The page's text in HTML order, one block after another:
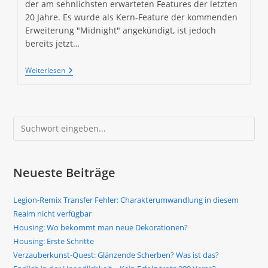
der am sehnlichsten erwarteten Features der letzten
20 Jahre. Es wurde als Kern-Feature der kommenden
Erweiterung "Midnight" angekündigt, ist jedoch
bereits jetzt…
WeiterlesenHousing:
Erste
Suchen
Neueste Beiträge
Legion-Remix Transfer Fehler: Charakterumwandlung in diesem
Realm nicht verfügbar
Housing: Wo bekommt man neue Dekorationen?
Housing: Erste Schritte
Verzauberkunst-Quest: Glänzende Scherben? Was ist das?